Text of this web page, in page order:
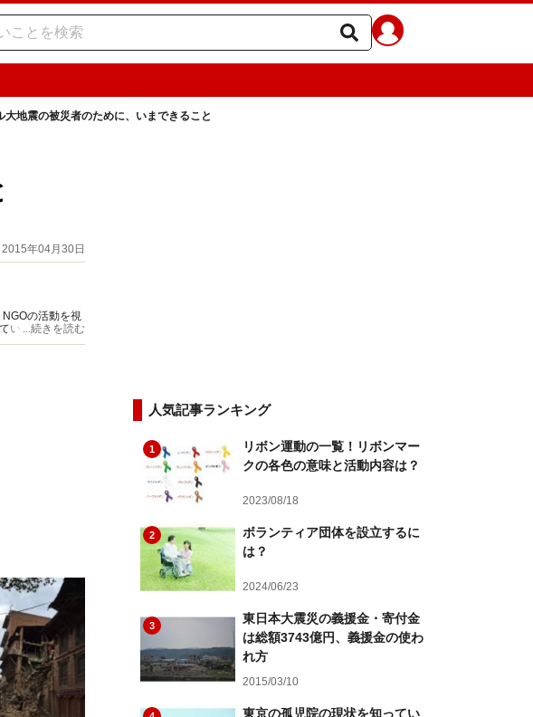
大地震の被災者のために、いまできること
年04月30日
の活動を視
います。『こ
...続きを読む
人気記事ランキング
1
リボン運動の一覧！リボンマー
クの各色の意味と活動内容は？
2023/08/18
2
ボランティア団体を設立するに
は？
2024/06/23
3
東日本大震災の義援金・寄付金
は総額3743億円、義援金の使わ
れ方
2015/03/10
東京の孤児院の現状を知ってい